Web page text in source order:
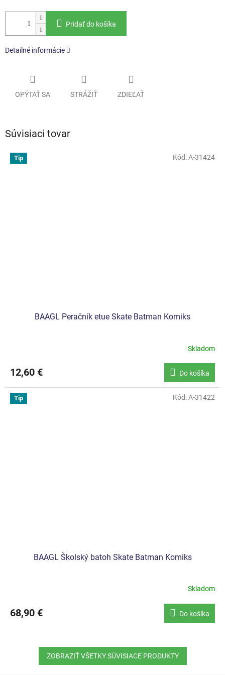
Pridať do košíka
Detailné informácie
OPÝTAŤ SA STRÁŽIŤ ZDIEĽAŤ
Súvisiaci tovar
Tip
BAAGL Peračník etue Skate Batman Komiks
Skladom
12,60 € Do košíka
Kód:A-31424
Tip
BAAGL Školský batoh Skate Batman Komiks
Skladom
68,90 € Do košíka
Kód:A-31422
ZOBRAZIŤ VŠETKY SÚVISIACE PRODUKTY